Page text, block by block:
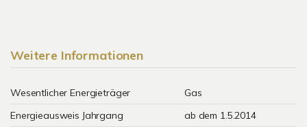
Weitere Informationen
Wesentlicher Energieträger
Gas
Energieausweis Jahrgang
ab dem 1.5.2014